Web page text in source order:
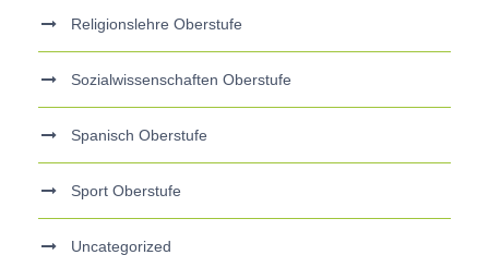
Religionslehre Oberstufe
Sozialwissenschaften Oberstufe
Spanisch Oberstufe
Sport Oberstufe
Uncategorized